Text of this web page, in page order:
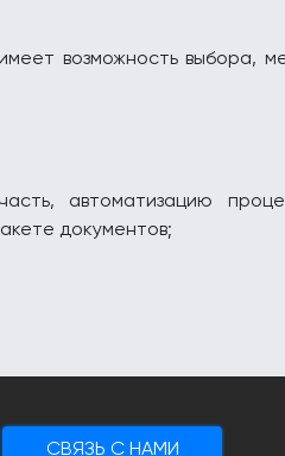
возможность выбора,
автоматизацию
документов;
CВЯЗЬ С НАМИ